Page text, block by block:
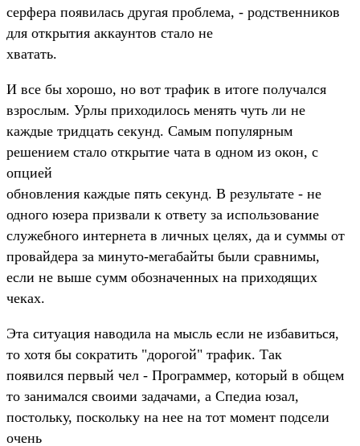
серфера появилась другая проблема, - родственников
для открытия аккаунтов стало не
хватать.
И все бы хорошо, но вот трафик в итоге получался
взрослым. Урлы приходилось менять чуть ли не
каждые тридцать секунд. Самым популярным
решением стало открытие чата в одном из окон, с
опцией
обновления каждые пять секунд. В результате - не
одного юзера призвали к ответу за использование
служебного интернета в личных целях, да и суммы от
провайдера за минуто-мегабайты были сравнимы,
если не выше сумм обозначенных на приходящих
чеках.
Эта ситуация наводила на мысль если не избавиться,
то хотя бы сократить "дорогой" трафик. Так
появился первый чел - Программер, который в общем
то занимался своими задачами, а Спедиа юзал,
постольку, поскольку на нее на тот момент подсели
очень